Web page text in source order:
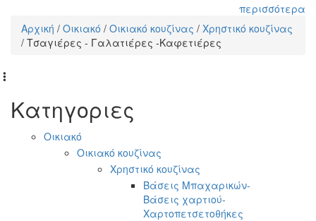
περισσότερα
Είστε εδώ
Αρχική / Οικιακό / Οικιακό κουζίνας / Χρηστικό κουζίνας
/ Τσαγιέρες - Γαλατιέρες -Καφετιέρες
Κατηγοριες
Οικιακό
Οικιακό κουζίνας
Χρηστικό κουζίνας
Βάσεις Μπαχαρικών-
Βάσεις χαρτιού-
Χαρτοπετσετοθήκες